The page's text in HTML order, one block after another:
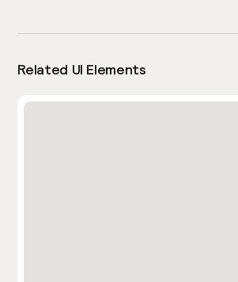
Related UI Elements